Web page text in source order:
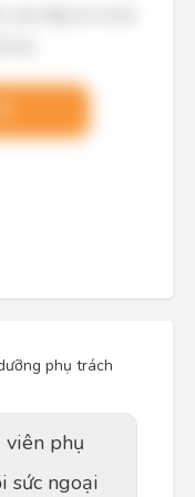
phụ trách
phụ
sức ngoại